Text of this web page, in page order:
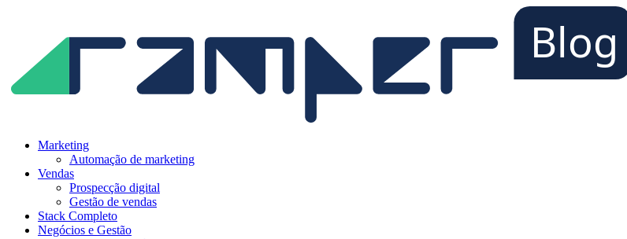
conteúdo
Marketing
Automação de marketing
Vendas
Prospecção digital
Gestão de vendas
Stack Completo
Negócios e Gestão